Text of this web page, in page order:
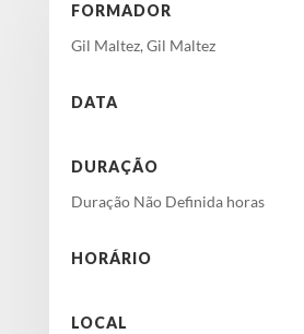
FORMADOR
Gil Maltez, Gil Maltez
DATA
DURAÇÃO
Duração Não Definida horas
HORÁRIO
LOCAL